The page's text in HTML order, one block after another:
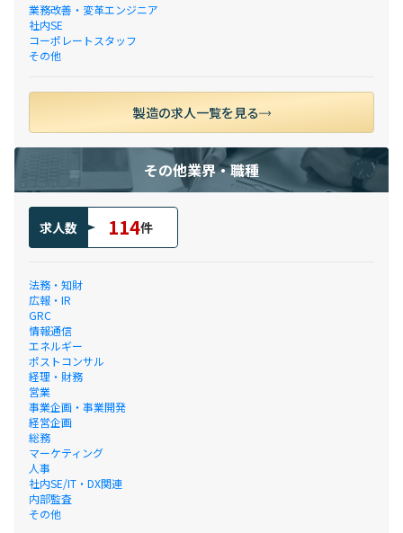
業務改善・変革エンジニア
社内SE
コーポレートスタッフ
その他
製造の求人一覧を見る
その他業界・職種
求人数 114件
法務・知財
広報・IR
GRC
情報通信
エネルギー
ポストコンサル
経理・財務
営業
事業企画・事業開発
経営企画
総務
マーケティング
人事
社内SE/IT・DX関連
内部監査
その他